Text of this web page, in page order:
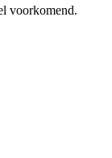
voorkomend.